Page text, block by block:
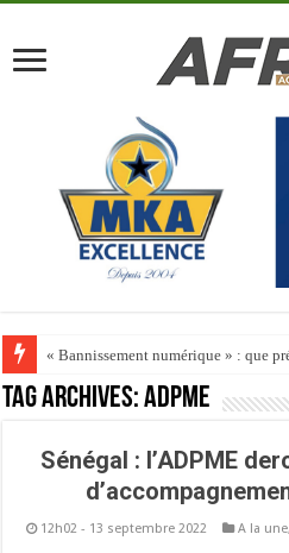
« Bannissement numérique » : que
Tag Archives:Adpme
Sénégal : l’ADPME
12h02 - 13 septembre 2022 A la une,